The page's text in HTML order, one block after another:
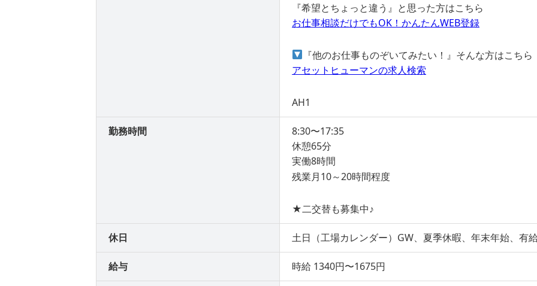
『希望とちょっと違う』と思った方はこちら
お仕事相談だけでもOK！かんたんWEB登録
『他のお仕事ものぞいてみたい！』そんな方はこちら
アセットヒューマンの求人検索
AH1
勤務時間
8:30〜17:35
休憩65分
実働8時間
残業月10～20時間程度
★二交替も募集中♪
休日 土日（工場カレンダー）GW、夏季休暇、年末年始、有
給与 時給 1340円〜1675円